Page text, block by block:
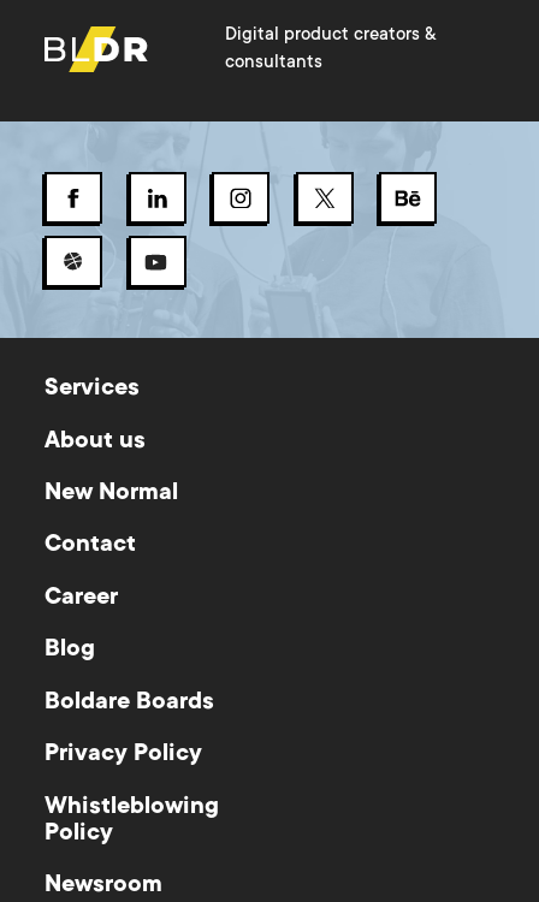
Digital product creators &
consultants
Services
About us
New Normal
Contact
Career
Blog
Boldare Boards
Privacy Policy
Whistleblowing
Policy
Newsroom